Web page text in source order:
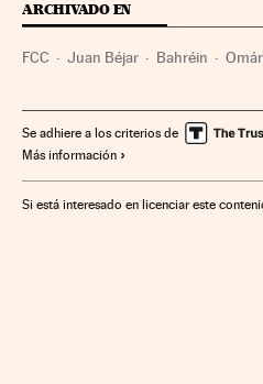
ARCHIVADO EN
FCC Juan Béjar Bahréin
Se adhiere a los criterios de
Más información
Si está interesado en licenciar este